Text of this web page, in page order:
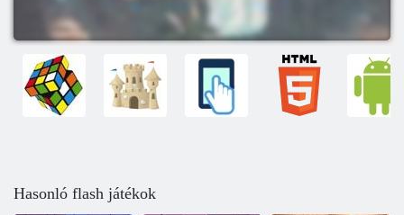
Hasonló flash játékok